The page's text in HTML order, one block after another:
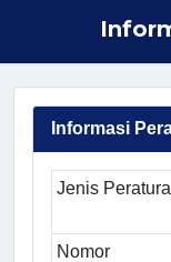
Informasi
Jenis
Nomor